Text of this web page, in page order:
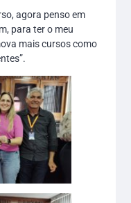
agora penso em
para ter o meu
mais cursos como